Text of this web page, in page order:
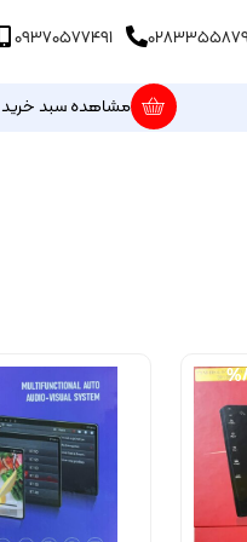
09370577491
مشاهده سبد خرید